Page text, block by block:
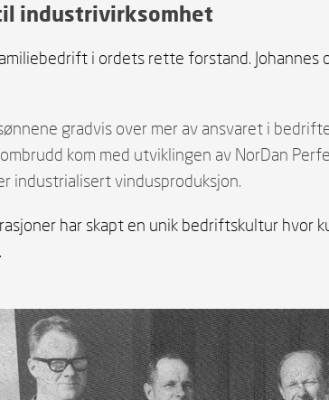
industrivirksomhet
i ordets rette forstand. Johannes
gradvis over mer av ansvaret i
kom med utviklingen av NorDan
industrialisert vindusproduksjon.
har skapt en unik bedriftskultur